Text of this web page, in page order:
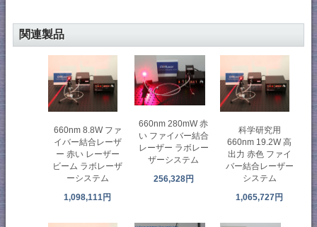
関連製品
660nm 8.8W ファ
イバー結合レーザ
ー 赤い レーザー
ビーム ラボレーザ
ーシステム
1,098,111円
660nm 280mW 赤
い ファイバー結合
レーザー ラボレー
ザーシステム
256,328円
科学研究用
660nm 19.2W 高
出力 赤色 ファイ
バー結合レーザー
システム
1,065,727円